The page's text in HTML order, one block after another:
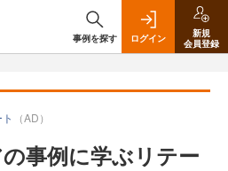
事例を探す ログイン
新規
会員登録
（AD）
事例に学ぶリテー